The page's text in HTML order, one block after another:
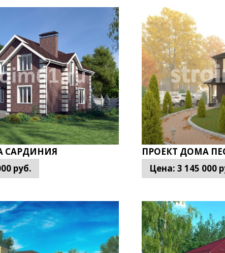
компании «Строим 61» оперативно возведут дома
лучшие проектировщики, инженеры. Разнообразие
удивит заказчика. Работники компании «Строим 61»
из газоблоков рассчитывается в индивидуальном
работ. Дом под ключ изгазоблока от компании «Строим
отделку возведенного дома.
проведения строительных работ. Сооружая такое
САРДИНИЯ
руб.
ПРОЕКТ ДОМА
Цена: 3 145 000